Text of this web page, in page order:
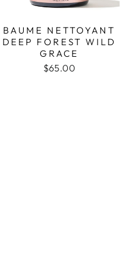
BAUME NETTOYANT
DEEP FOREST WILD
GRACE
$65.00